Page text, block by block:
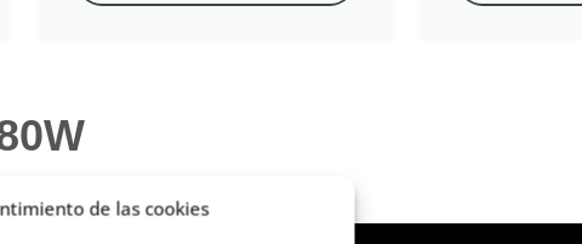
de las cookies